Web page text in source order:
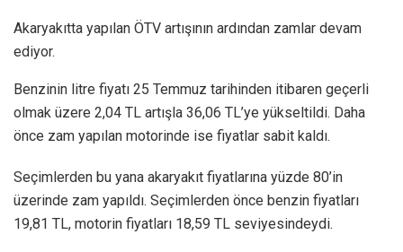
Akaryakıtta yapılan ÖTV artışının ardından zamlar devam
ediyor.
Benzinin litre fiyatı 25 Temmuz tarihinden itibaren geçerli
olmak üzere 2,04 TL artışla 36,06 TL’ye yükseltildi. Daha
önce zam yapılan motorinde ise fiyatlar sabit kaldı.
Seçimlerden bu yana akaryakıt fiyatlarına yüzde 80’in
üzerinde zam yapıldı. Seçimlerden önce benzin fiyatları
19,81 TL, motorin fiyatları 18,59 TL seviyesindeydi.